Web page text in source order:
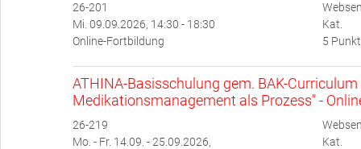
26-201
Mi. 09.09.2026, 14:30 - 18:30
Online-Fortbildung
Kat.
5
ATHINA-Basisschulung gem. BAK-
Medikationsmanagement als Prozess" -
26-219
Mo. - Fr. 14.09. - 25.09.2026,
Kat.